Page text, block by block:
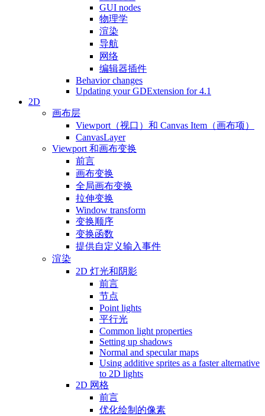
GUI nodes
物理学
渲染
导航
网络
编辑器插件
Behavior changes
Updating your GDExtension for 4.1
2D
画布层
Viewport（视口）和 Canvas Item（画布项）
CanvasLayer
Viewport 和画布变换
前言
画布变换
全局画布变换
拉伸变换
Window transform
变换顺序
变换函数
提供自定义输入事件
渲染
2D 灯光和阴影
前言
节点
Point lights
平行光
Common light properties
Setting up shadows
Normal and specular maps
Using additive sprites as a faster alternative
to 2D lights
2D 网格
前言
优化绘制的像素